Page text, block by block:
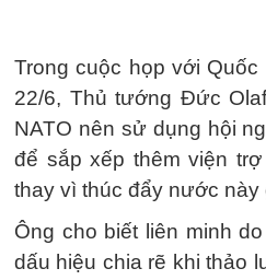
Trong cuộc họp với
22/6, Thủ tướng Đức
NATO nên sử dụng hội
để sắp xếp thêm viện
thay vì thúc đẩy nước này
Ông cho biết liên minh
dấu hiệu chia rẽ khi thảo